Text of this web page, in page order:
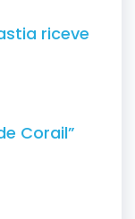
riceve
Corail”